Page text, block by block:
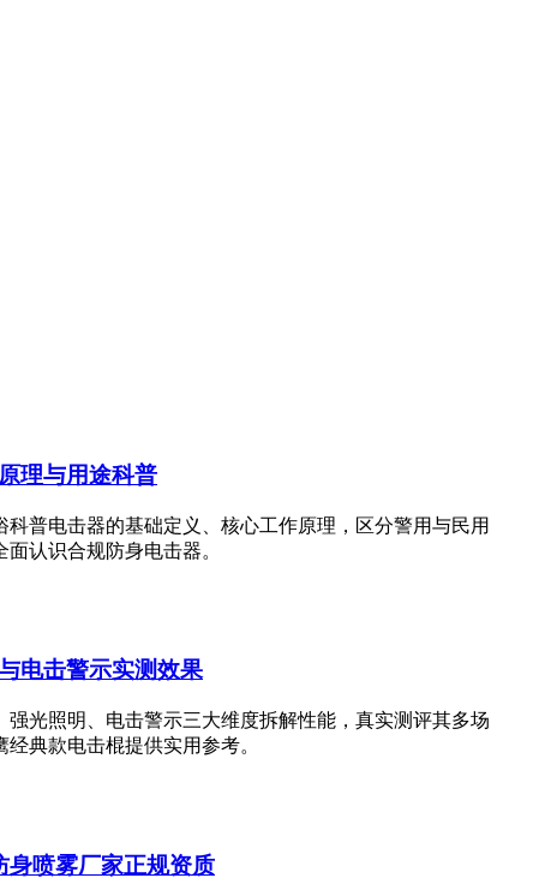
理与用途科普
普电击器的基础定义、核心工作原理，区分警用与民用
认识合规防身电击器。
电击警示实测效果
光照明、电击警示三大维度拆解性能，真实测评其多场
典款电击棍提供实用参考。
身喷雾厂家正规资质